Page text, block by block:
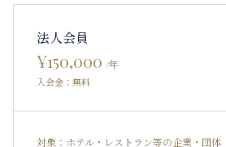
法人会員
¥150,000 /年
入会金：無料
対象： ホテル・レストラン等の企業・団体